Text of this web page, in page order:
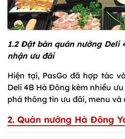
1.2 Đặt bàn quán nướng Deli
nhận ưu đãi
Hiện tại, PasGo đã hợp tác
Deli 4B Hà Đông kèm nhiều
phá thông tin ưu đãi, menu và
2. Quán nướng Hà Đông